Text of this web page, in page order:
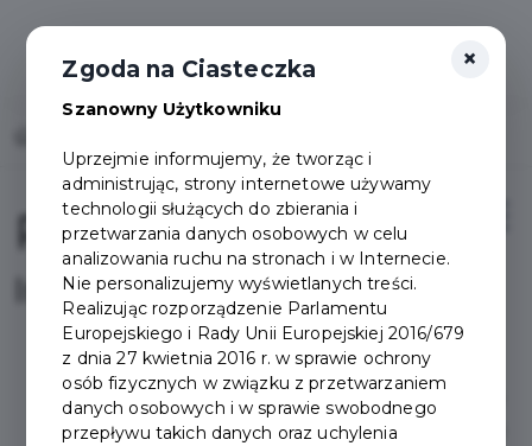
Pakiet Seniora
Informacje
Pakiet Seniora powstał
01.07.2021 r. zastępując
×
Zgoda na Ciasteczka
Szanowny Użytkowniku
Uprzejmie informujemy, że tworząc i
administrując, strony internetowe używamy
technologii służących do zbierania i
przetwarzania danych osobowych w celu
analizowania ruchu na stronach i w Internecie.
Nie personalizujemy wyświetlanych treści.
Realizując rozporządzenie Parlamentu
Europejskiego i Rady Unii Europejskiej 2016/679
z dnia 27 kwietnia 2016 r. w sprawie ochrony
osób fizycznych w związku z przetwarzaniem
danych osobowych i w sprawie swobodnego
przepływu takich danych oraz uchylenia